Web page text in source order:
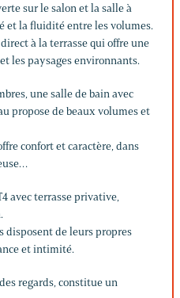
sur le salon et la salle à
et la fluidité entre les volumes.
direct à la terrasse qui offre une
les paysages environnants.
une salle de bain avec
propose de beaux volumes et
confort et caractère, dans
avec terrasse privative,
disposent de leurs propres
et intimité.
regards, constitue un